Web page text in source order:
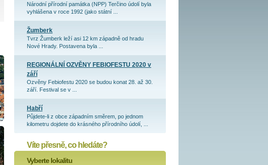
Národní přírodní památka (NPP) Terčino údolí byla
vyhlášena v roce 1992 (jako státní ...
Žumberk
Tvrz Žumberk leží asi 12 km západně od hradu
Nové Hrady. Postavena byla ...
REGIONÁLNÍ OZVĚNY FEBIOFESTU 2020 v
září
Ozvěny Febiofestu 2020 se budou konat 28. až 30.
září. Festival se v ...
Habří
Půjdete-li z obce západním směrem, po jednom
kilometru dojdete do krásného přírodního údolí, ...
Víte přesně, co hledáte?
Vyberte lokalitu